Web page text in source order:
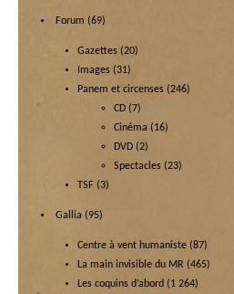
Forum (69)
Gazettes (20)
Images (31)
Panem et circenses (246)
CD (7)
Cinéma (16)
DVD (2)
Spectacles (23)
TSF (3)
Gallia (95)
Centre à vent humaniste (87)
La main invisible du MR (465)
Les coquins d’abord (1 264)